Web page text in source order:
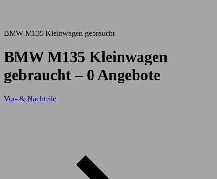
BMW M135 Kleinwagen gebraucht
BMW M135 Kleinwagen
gebraucht – 0 Angebote
Vor- & Nachteile